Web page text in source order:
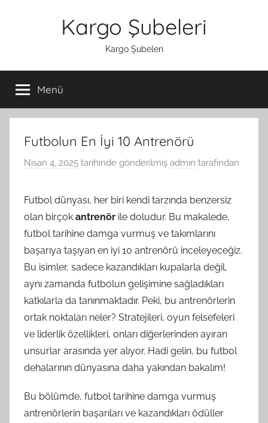
Kargo Şubeleri
Kargo Şubeleri
Menü
Futbolun En İyi 10 Antrenörü
Nisan 4, 2025 tarihinde gönderilmiş admin tarafından
Futbol dünyası, her biri kendi tarzında benzersiz
olan birçok antrenör ile doludur. Bu makalede,
futbol tarihine damga vurmuş ve takımlarını
başarıya taşıyan en iyi 10 antrenörü inceleyeceğiz.
Bu isimler, sadece kazandıkları kupalarla değil,
aynı zamanda futbolun gelişimine sağladıkları
katkılarla da tanınmaktadır. Peki, bu antrenörlerin
ortak noktaları neler? Stratejileri, oyun felsefeleri
ve liderlik özellikleri, onları diğerlerinden ayıran
unsurlar arasında yer alıyor. Hadi gelin, bu futbol
dehalarının dünyasına daha yakından bakalım!
Bu bölümde, futbol tarihine damga vurmuş
antrenörlerin başarıları ve kazandıkları ödüller